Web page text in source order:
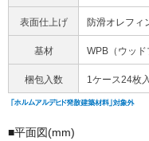
表面仕上げ 防滑オレフィ
基材 WPB（ウッド
梱包入数 1ケース24枚
■平面図(mm)